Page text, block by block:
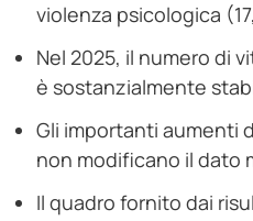
violenza psicologica
Nel 2025, il numero di
è sostanzialmente
Gli importanti aumenti
non modificano il dato
Il quadro fornito dai